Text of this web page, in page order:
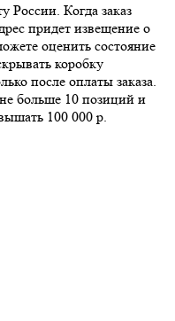
России. Когда заказ
придет извещение о
оценить состояние
коробку
после оплаты заказа.
больше 10 позиций и
100 000 р.